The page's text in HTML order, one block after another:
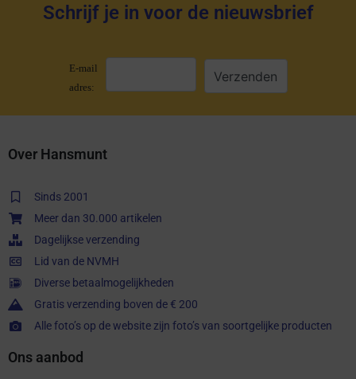
Schrijf je in voor de nieuwsbrief
E-mail
adres:
Over Hansmunt
Sinds 2001
Meer dan 30.000 artikelen
Dagelijkse verzending
Lid van de NVMH
Diverse betaalmogelijkheden
Gratis verzending boven de € 200
Alle foto’s op de website zijn foto’s van soortgelijke producten
Ons aanbod